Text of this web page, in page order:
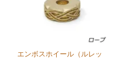
エンボスホイール（ルレッ